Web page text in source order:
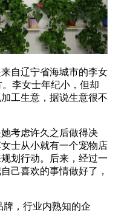
自辽宁省海城市的李女
李女士年纪小，但却
工生意，据说生意很不
考虑许久之后做得决
士从小就有一个宠物店
划行动。后来，经过一
己喜欢的事情做好了，
，行业内熟知的企